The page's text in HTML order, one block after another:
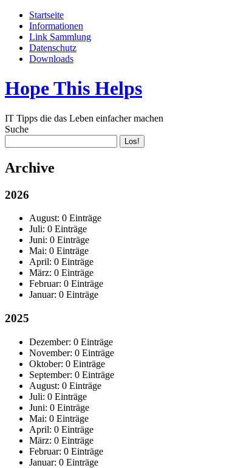
Startseite
Informationen
Link Sammlung
Datenschutz
Downloads
Hope This Helps
IT Tipps die das Leben einfacher machen
Suche
Archive
2026
August: 0 Einträge
Juli: 0 Einträge
Juni: 0 Einträge
Mai: 0 Einträge
April: 0 Einträge
März: 0 Einträge
Februar: 0 Einträge
Januar: 0 Einträge
2025
Dezember: 0 Einträge
November: 0 Einträge
Oktober: 0 Einträge
September: 0 Einträge
August: 0 Einträge
Juli: 0 Einträge
Juni: 0 Einträge
Mai: 0 Einträge
April: 0 Einträge
März: 0 Einträge
Februar: 0 Einträge
Januar: 0 Einträge